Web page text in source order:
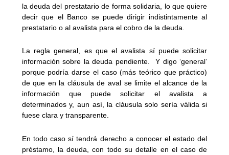
la deuda del prestatario de forma solidaria, lo que quiere
decir que el Banco se puede dirigir indistintamente al
prestatario o al avalista para el cobro de la deuda.
La regla general, es que el avalista sí puede solicitar
información sobre la deuda pendiente. Y digo ‘general’
porque podría darse el caso (más teórico que práctico)
de que en la cláusula de aval se limite el alcance de la
información que puede solicitar el avalista a
determinados y, aun así, la cláusula solo sería válida si
fuese clara y transparente.
En todo caso sí tendrá derecho a conocer el estado del
préstamo, la deuda, con todo su detalle en el caso de